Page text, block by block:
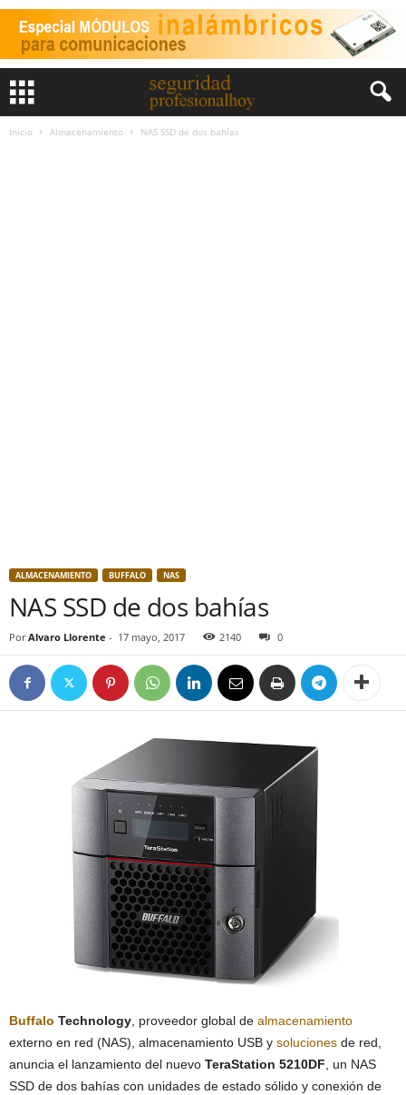
Inicio Almacenamiento NAS SSD de dos bahías
ALMACENAMIENTO BUFFALO NAS
NAS SSD de dos bahías
Por Alvaro Llorente - 17 mayo, 2017 2140 0
Buffalo Technology , proveedor global de almacenamiento
externo en red (NAS), almacenamiento USB y soluciones de red,
anuncia el lanzamiento del nuevo TeraStation 5210DF , un NAS
SSD de dos bahías con unidades de estado sólido y conexión de